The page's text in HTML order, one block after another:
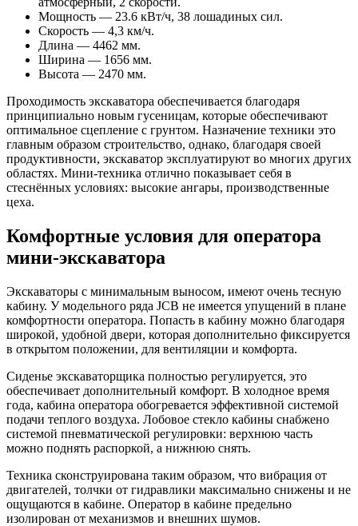
Мощность — 23.6 кВт/ч, 38 лошадиных сил.
Скорость — 4,3 км/ч.
Длина — 4462 мм.
Ширина — 1656 мм.
Высота — 2470 мм.
Проходимость экскаватора обеспечивается благодаря
принципиально новым гусеницам, которые обеспечивают
оптимальное сцепление с грунтом. Назначение техники это
главным образом строительство, однако, благодаря своей
продуктивности, экскаватор эксплуатируют во многих других
областях. Мини-техника отлично показывает себя в
стеснённых условиях: высокие ангары, производственные
цеха.
Комфортные условия для оператора
мини-экскаватора
Экскаваторы с минимальным выносом, имеют очень тесную
кабину. У модельного ряда JCB не имеется упущений в плане
комфортности оператора. Попасть в кабину можно благодаря
широкой, удобной двери, которая дополнительно фиксируется
в открытом положении, для вентиляции и комфорта.
Сиденье экскаваторщика полностью регулируется, это
обеспечивает дополнительный комфорт. В холодное время
года, кабина оператора обогревается эффективной системой
подачи теплого воздуха. Лобовое стекло кабины снабжено
системой пневматической регулировки: верхнюю часть
можно поднять распоркой, а нижнюю снять.
Техника сконструирована таким образом, что вибрация от
двигателей, толчки от гидравлики максимально снижены и не
ощущаются в кабине. Оператор в кабине предельно
изолирован от механизмов и внешних шумов.